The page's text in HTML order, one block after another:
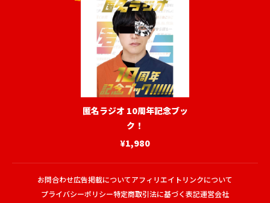
匿名ラジオ 10周年記念ブッ
ク！
¥1,980
お問合わせ広告掲載についてアフィリエイトリンクについて
プライバシーポリシー特定商取引法に基づく表記運営会社